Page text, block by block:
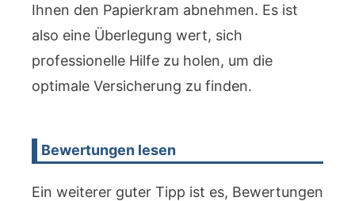
Ihnen den Papierkram abnehmen. Es ist
also eine Überlegung wert, sich
professionelle Hilfe zu holen, um die
optimale Versicherung zu finden.
Bewertungen lesen
Ein weiterer guter Tipp ist es, Bewertungen